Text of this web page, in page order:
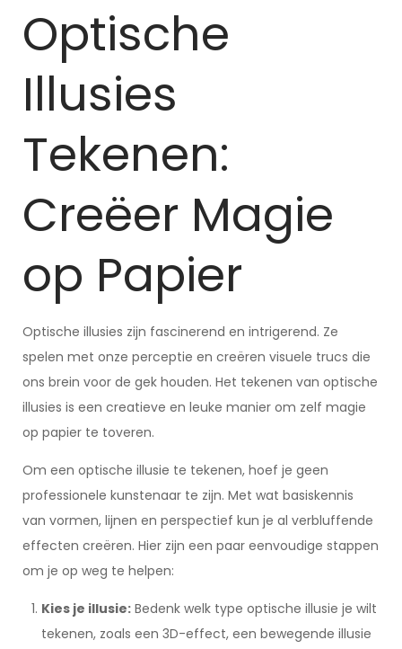
Optische
Illusies
Tekenen:
Creëer Magie
op Papier
Optische illusies zijn fascinerend en intrigerend. Ze
spelen met onze perceptie en creëren visuele trucs die
ons brein voor de gek houden. Het tekenen van optische
illusies is een creatieve en leuke manier om zelf magie
op papier te toveren.
Om een optische illusie te tekenen, hoef je geen
professionele kunstenaar te zijn. Met wat basiskennis
van vormen, lijnen en perspectief kun je al verbluffende
effecten creëren. Hier zijn een paar eenvoudige stappen
om je op weg te helpen:
Kies je illusie: Bedenk welk type optische illusie je wilt
tekenen, zoals een 3D-effect, een bewegende illusie